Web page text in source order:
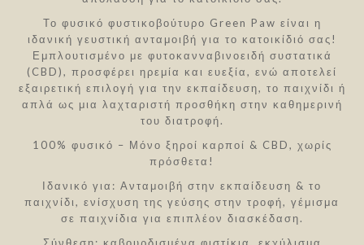
Το φυσικό φυστικοβούτυρο Green Paw είναι η
ιδανική γευστική ανταμοιβή για το κατοικίδιό σας!
Εμπλουτισμένο με φυτοκανναβινοειδή συστατικά
(CBD), προσφέρει ηρεμία και ευεξία, ενώ αποτελεί
εξαιρετική επιλογή για την εκπαίδευση, το παιχνίδι ή
απλά ως μια λαχταριστή προσθήκη στην καθημερινή
του διατροφή.
100% φυσικό – Μόνο ξηροί καρποί & CBD, χωρίς
πρόσθετα!
Ιδανικό για: Ανταμοιβή στην εκπαίδευση & το
παιχνίδι, ενίσχυση της γεύσης στην τροφή, γέμισμα
σε παιχνίδια για επιπλέον διασκέδαση.